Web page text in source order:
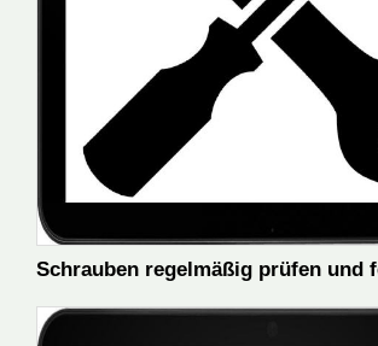
Schrauben regelmäßig prüfen und